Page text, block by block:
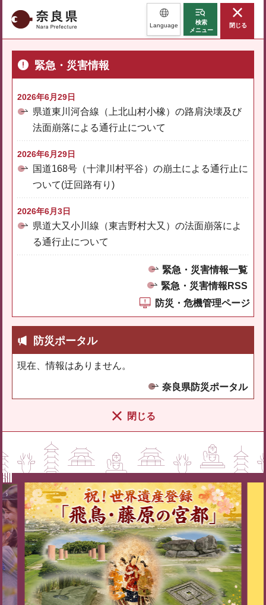
奈良県 Language
検索
メニュー
閉じる
緊急・災害情報
2026年6月29日
県道東川河合線（上北山村小橡）の路肩決壊及び
法面崩落による通行止について
2026年6月29日
国道168号（十津川村平谷）の崩土による通行止に
ついて(迂回路有り)
2026年6月3日
県道大又小川線（東吉野村大又）の法面崩落によ
る通行止について
緊急・災害情報一覧
緊急・災害情報RSS
防災・危機管理ページ
防災ポータル
現在、情報はありません。
奈良県防災ポータル
閉じる